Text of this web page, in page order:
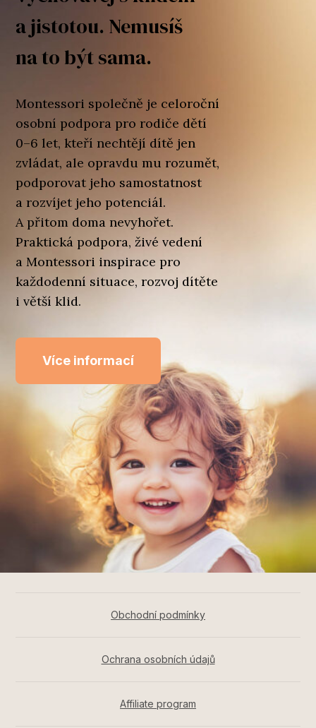
a jistotou. Nemusíš
na to být sama.
Montessori společně je celoroční
osobní podpora pro rodiče dětí
0–6 let, kteří nechtějí dítě jen
zvládat, ale opravdu mu rozumět,
podporovat jeho samostatnost
a rozvíjet jeho potenciál.
A přitom doma nevyhořet.
Praktická podpora, živé vedení
a Montessori inspirace pro
každodenní situace, rozvoj dítěte
i větší klid.
Více informací
Obchodní podmínky
Ochrana osobních údajů
Affiliate program